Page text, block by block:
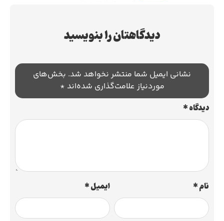
دیدگاهتان را بنویسید
نشانی ایمیل شما منتشر نخواهد شد. بخش‌های
موردنیاز علامت‌گذاری شده‌اند *
دیدگاه*
نام* ایمیل*